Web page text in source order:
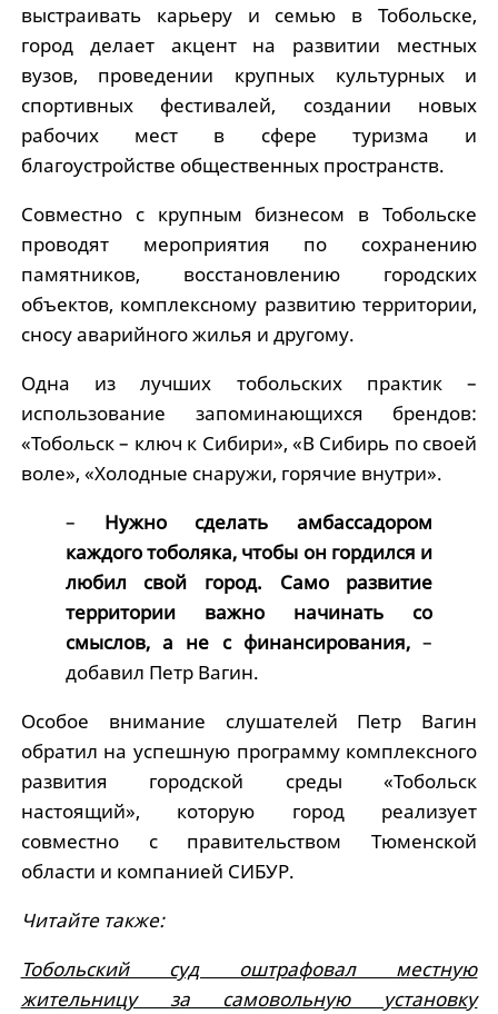
выстраивать карьеру и семью в Тобольске,
город делает акцент на развитии местных
вузов, проведении крупных культурных и
спортивных фестивалей, создании новых
рабочих мест в сфере туризма и
благоустройстве общественных пространств.
Совместно с крупным бизнесом в Тобольске
проводят мероприятия по сохранению
памятников, восстановлению городских
объектов, комплексному развитию территории,
сносу аварийного жилья и другому.
Одна из лучших тобольских практик –
использование запоминающихся брендов:
«Тобольск – ключ к Сибири», «В Сибирь по своей
воле», «Холодные снаружи, горячие внутри».
– Нужно сделать амбассадором
каждого тоболяка, чтобы он гордился и
любил свой город. Само развитие
территории важно начинать со
смыслов, а не с финансирования,–
добавил Петр Вагин.
Особое внимание слушателей Петр Вагин
обратил на успешную программу комплексного
развития городской среды «Тобольск
настоящий», которую город реализует
совместно с правительством Тюменской
области и компанией СИБУР.
Читайте также:
Тобольский суд оштрафовал местную
жительницу за самовольную установку